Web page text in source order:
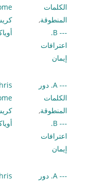
الكلمات
المنطوقة,
--- B.
اعترافات
إيمان
--- A. دور
الكلمات
المنطوقة,
--- B.
اعترافات
إيمان
--- A. دور